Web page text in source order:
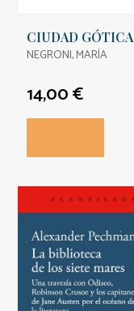
CIUDAD GÓTICA
NEGRONI, MARÍA
14,00 €